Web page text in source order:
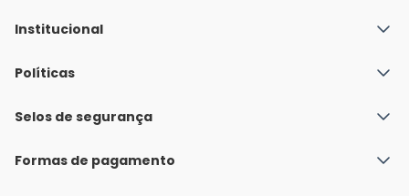
Institucional
Quem Somos
Nossas lojas
Políticas
Política de Envio
Políticas de Trocas e Devoluções
Selos de segurança
Formas de pagamento